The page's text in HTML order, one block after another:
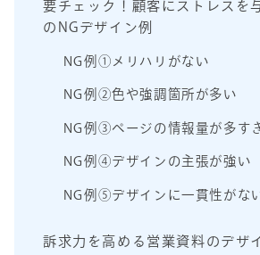
要チェック！顧客にストレスを
のNGデザイン例
NG例①メリハリがない
NG例②色や強調箇所が多い
NG例③ページの情報量が多す
NG例④デザインの主張が強い
NG例⑤デザインに一貫性がな
訴求力を高める営業資料のデザ